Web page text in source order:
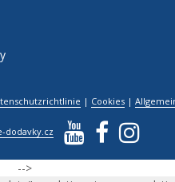
| Cookies |
dodavky.cz
-->